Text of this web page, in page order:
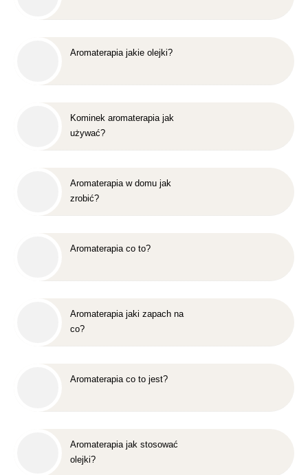
Aromaterapia jakie olejki?
Kominek aromaterapia jak
używać?
Aromaterapia w domu jak
zrobić?
Aromaterapia co to?
Aromaterapia jaki zapach na
co?
Aromaterapia co to jest?
Aromaterapia jak stosować
olejki?